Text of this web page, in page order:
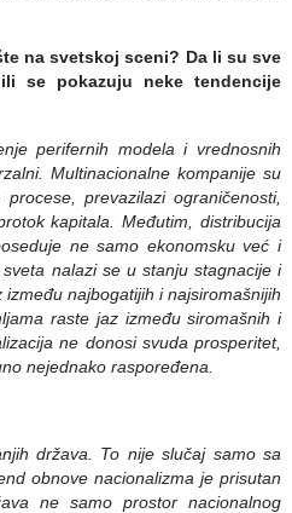
na svetskoj sceni? Da li su sve
se pokazuju neke tendencije
perifernih modela i vrednosnih
Multinacionalne kompanije su
prevazilazi ograničenosti,
kapitala. Međutim, distribucija
ne samo ekonomsku već i
nalazi se u stanju stagnacije i
najbogatijih i najsiromašnijih
raste jaz između siromašnih i
ne donosi svuda prosperitet,
nejednako raspoređena.
država. To nije slučaj samo sa
obnove nacionalizma je prisutan
ne samo prostor nacionalnog